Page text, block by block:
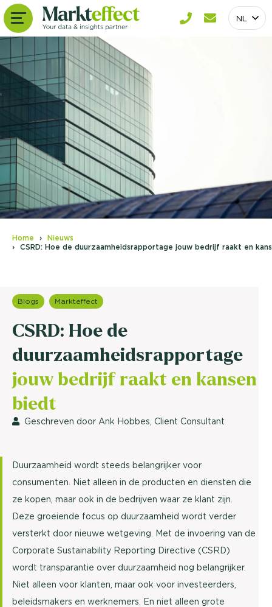
NL
Home
Nieuws
CSRD: Hoe de duurzaamheidsrapportage jouw bedrijf raakt en
Blogs Markteffect
CSRD: Hoe de
duurzaamheidsrapportage
jouw bedrijf raakt en kansen
biedt
Geschreven door Ank Hobbes, Client Consultant
Duurzaamheid wordt steeds belangrijker voor
consumenten. Niet alleen in de producten en diensten die
ze kopen, maar ook in de bedrijven waar ze klant zijn.
Deze groeiende focus op duurzaamheid wordt verder
versterkt door nieuwe wetgeving. Met de invoering van de
Corporate Sustainability Reporting Directive (CSRD)
wordt transparantie over duurzaamheid nog belangrijker.
Niet alleen voor klanten, maar ook voor investeerders,
beleidsmakers en werknemers. En niet alleen grote